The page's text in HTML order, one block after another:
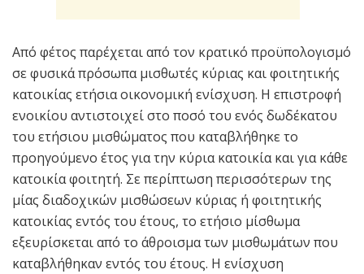
Από φέτος παρέχεται από τον κρατικό προϋπολογισμό
σε φυσικά πρόσωπα μισθωτές κύριας και φοιτητικής
κατοικίας ετήσια οικονομική ενίσχυση. Η επιστροφή
ενοικίου αντιστοιχεί στο ποσό του ενός δωδέκατου
του ετήσιου μισθώματος που καταβλήθηκε το
προηγούμενο έτος για την κύρια κατοικία και για κάθε
κατοικία φοιτητή. Σε περίπτωση περισσότερων της
μίας διαδοχικών μισθώσεων κύριας ή φοιτητικής
κατοικίας εντός του έτους, το ετήσιο μίσθωμα
εξευρίσκεται από το άθροισμα των μισθωμάτων που
καταβλήθηκαν εντός του έτους. Η ενίσχυση